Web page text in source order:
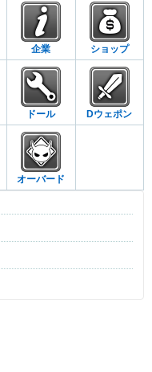
企業 ショップ
ドール Dウェポン
オーバード